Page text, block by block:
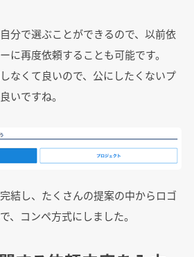
分で選ぶことができるので、以前依
に再度依頼することも可能です。
なくて良いので、公にしたくないプ
いですね。
結し、たくさんの提案の中からロゴ
、コンペ方式にしました。